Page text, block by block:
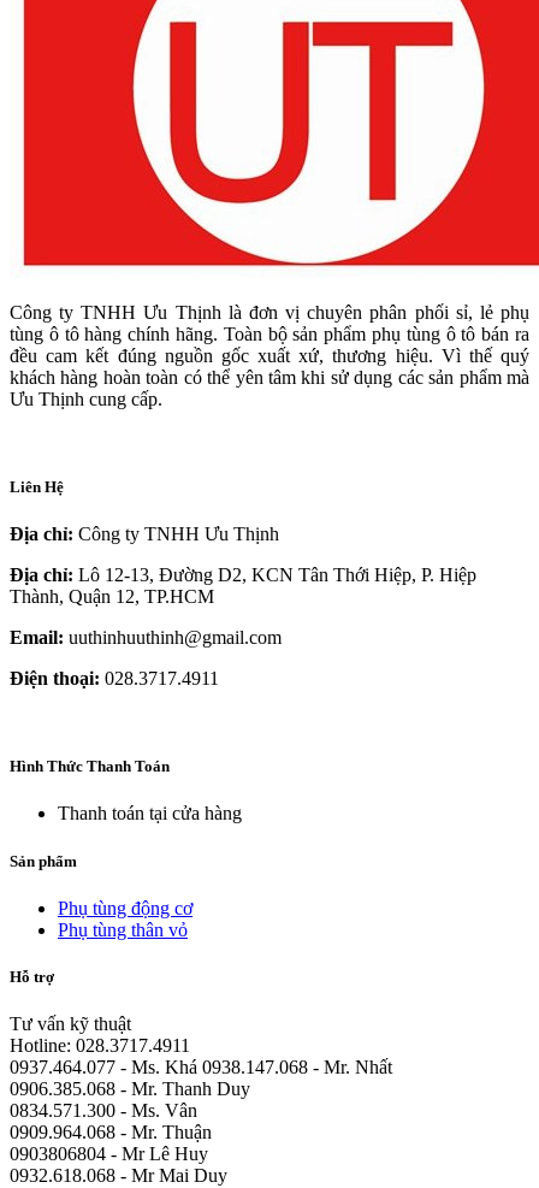
Công ty TNHH Ưu Thịnh là đơn vị chuyên phân phối sỉ, lẻ phụ
tùng ô tô hàng chính hãng. Toàn bộ sản phẩm phụ tùng ô tô bán ra
đều cam kết đúng nguồn gốc xuất xứ, thương hiệu. Vì thế quý
khách hàng hoàn toàn có thể yên tâm khi sử dụng các sản phẩm mà
Ưu Thịnh cung cấp.
Liên Hệ
Địa chỉ: Công ty TNHH Ưu Thịnh
Địa chỉ: Lô 12-13, Đường D2, KCN Tân Thới Hiệp, P. Hiệp
Thành, Quận 12, TP.HCM
Email: uuthinhuuthinh@gmail.com
Điện thoại: 028.3717.4911
Hình Thức Thanh Toán
Thanh toán tại cửa hàng
Sản phẩm
Phụ tùng động cơ
Phụ tùng thân vỏ
Hỗ trợ
Tư vấn kỹ thuật
Hotline: 028.3717.4911
0937.464.077 - Ms. Khá 0938.147.068 - Mr. Nhất
0906.385.068 - Mr. Thanh Duy
0834.571.300 - Ms. Vân
0909.964.068 - Mr. Thuận
0903806804 - Mr Lê Huy
0932.618.068 - Mr Mai Duy